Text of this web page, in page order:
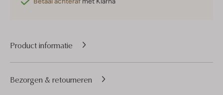
Product informatie
Bezorgen & retourneren